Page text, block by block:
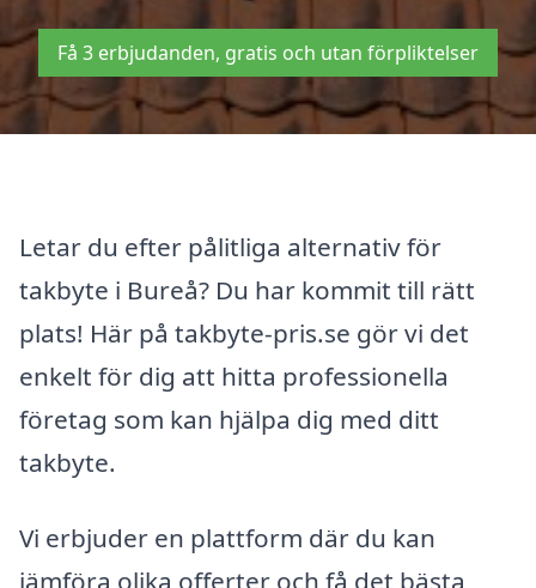
Få 3 erbjudanden, gratis och utan förpliktelser
Letar du efter pålitliga alternativ för
takbyte i Bureå? Du har kommit till rätt
plats! Här på takbyte-pris.se gör vi det
enkelt för dig att hitta professionella
företag som kan hjälpa dig med ditt
takbyte.
Vi erbjuder en plattform där du kan